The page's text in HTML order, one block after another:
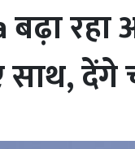
रहा
देंगे